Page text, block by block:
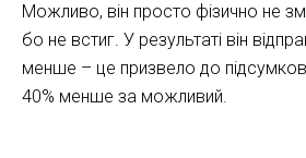
Можливо, він просто фізично не
бо не встиг. У результаті він
менше – це призвело до
40% менше за можливий.